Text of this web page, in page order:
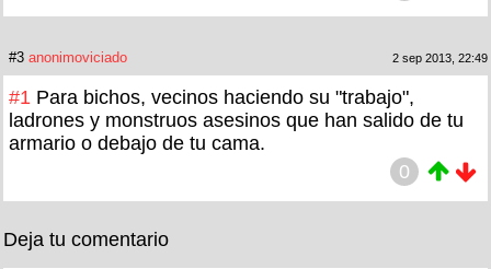
#3 anonimoviciado 2 sep 2013, 22:49
#1 Para bichos, vecinos haciendo su "trabajo",
ladrones y monstruos asesinos que han salido de tu
armario o debajo de tu cama.
0
Deja tu comentario